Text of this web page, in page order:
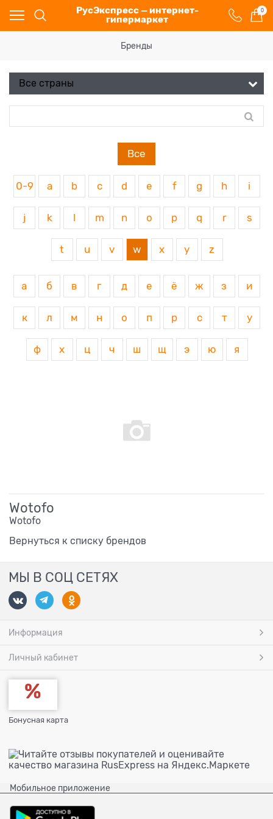
РусЭкспресс — интернет-
гипермаркет
0
Бренды
Все
0-9 a b c d e f g h i
j k m n o p q r s
t u v w x y z
а б в г д е ё ж з и
к л м н о п р с т у
ф х ц ч ш щ э ю я
Wotofo
Wotofo
Вернуться к списку брендов
МЫ В СОЦ СЕТЯХ
Информация
Личный кабинет
Бонусная карта
Мобильное приложение